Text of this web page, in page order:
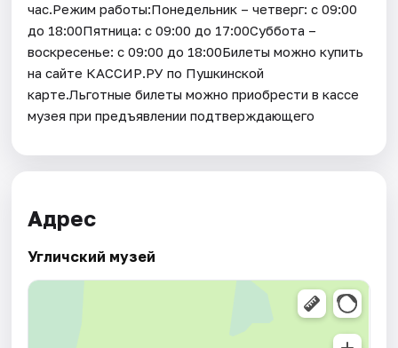
час.Режим работы:Понедельник – четверг: с 09:00
до 18:00Пятница: с 09:00 до 17:00Суббота –
воскресенье: с 09:00 до 18:00Билеты можно купить
на сайте КАССИР.РУ по Пушкинской
карте.Льготные билеты можно приобрести в кассе
музея при предъявлении подтверждающего
Адрес
Угличский музей